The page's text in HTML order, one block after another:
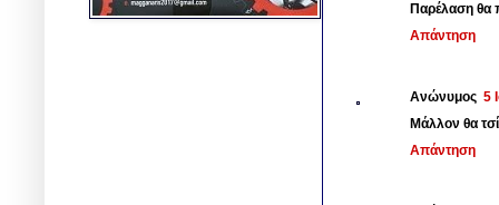
Παρέλαση θα
Απάντηση
Ανώνυμος 5
Μάλλον θα
Απάντηση